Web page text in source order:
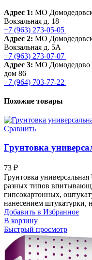
Адрес 1: МО
Вокзальная д. 18
+7 (963) 273-05-05
Адрес 2: МО
Вокзальная д. 5А
+7 (963) 273-07-07
Адрес 3: МО Домодедово
дом 86
+7 (964) 703-77-22
Похожие товары
Сравнить
Грунтовка
73 ₽
Грунтовка
разных типов
гипсокартонных,
нанесением штукатурки,
Добавить в Избранное
В корзину
Быстрый просмотр